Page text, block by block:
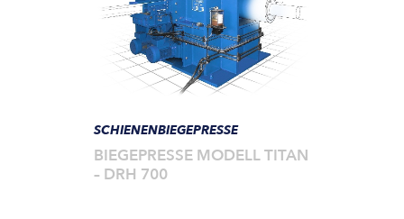
SCHIENENBIEGEPRESSE
BIEGEPRESSE MODELL TITAN
– DRH 700